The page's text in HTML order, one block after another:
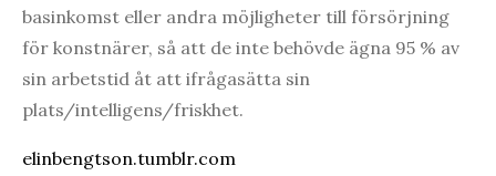
basinkomst eller andra möjligheter till försörjning
för konstnärer, så att de inte behövde ägna 95 % av
sin arbetstid åt att ifrågasätta sin
plats/intelligens/friskhet.
elinbengtson.tumblr.com